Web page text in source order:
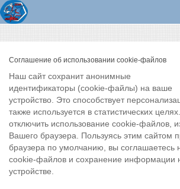
Соглашение об использовании cookie-файлов
Наш сайт сохранит анонимные
идентификаторы (cookie-файлы) на ваше
устройство. Это способствует
также используется в статистических
отключить использование cookie-файлов,
Вашего браузера. Пользуясь этим сайтом
браузера по умолчанию, вы соглашаетесь
cookie-файлов и сохранение информации
устройстве.